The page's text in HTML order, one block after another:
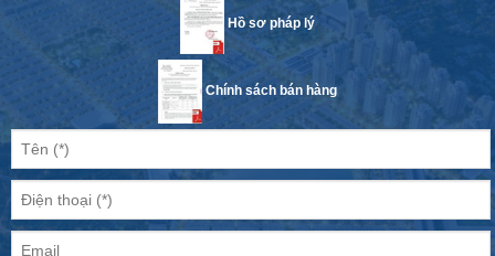
Hồ sơ pháp lý
Chính sách bán hàng